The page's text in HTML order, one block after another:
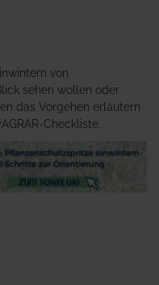
von
sehen wollen oder
das Vorgehen erläutern
Checkliste.